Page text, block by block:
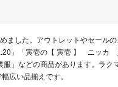
した。アウトレットやセールの
」「寅壱の【 寅壱 】 ニッ
などの商品があります。ラク
広い品揃えです。